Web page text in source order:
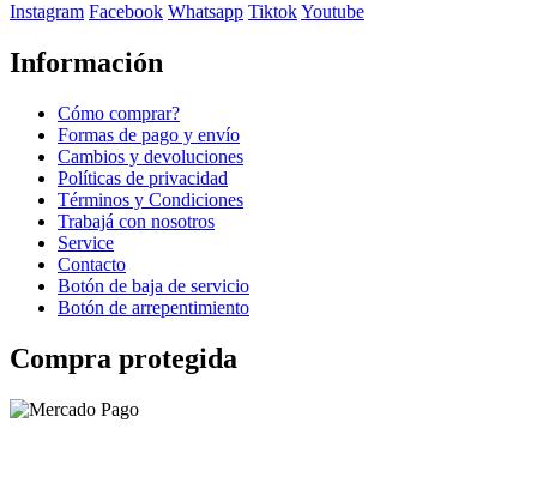
Instagram Facebook Whatsapp TiktokYoutube
Información
Cómo comprar?
Formas de pago y envío
Cambios y devoluciones
Políticas de privacidad
Términos y Condiciones
Trabajá con nosotros
Service
Contacto
Botón de baja de servicio
Botón de arrepentimiento
Compra protegida